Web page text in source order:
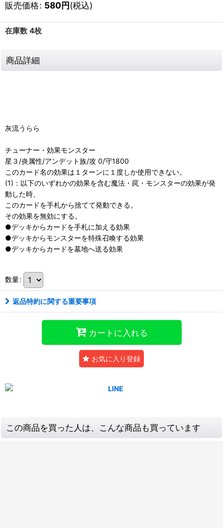
販売価格: 580円(税込)
在庫数 4枚
商品詳細
灰流うらら
チューナー・効果モンスター
星３/炎属性/アンデット族/攻 0/守1800
このカード名の効果は１ターンに１度しか使用できない。
(1)：以下のいずれかの効果を含む魔法・罠・モンスターの効果が発
動した時、
このカードを手札から捨てて発動できる。
その効果を無効にする。
●デッキからカードを手札に加える効果
●デッキからモンスターを特殊召喚する効果
●デッキからカードを墓地へ送る効果
数量:
返品特約に関する重要事項
カートに入れる
お気に入り登録
この商品を買った人は、こんな商品も買っています